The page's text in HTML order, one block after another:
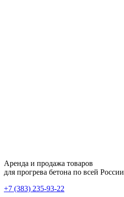
Аренда и продажа товаров
для прогрева бетона по всей России
+7 (383) 235-93-22